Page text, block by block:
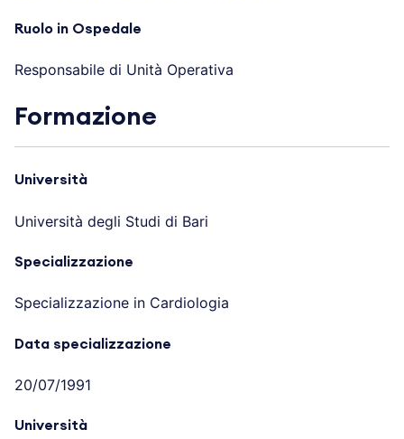
Ruolo in Ospedale
Responsabile di Unità Operativa
Formazione
Università
Università degli Studi di Bari
Specializzazione
Specializzazione in Cardiologia
Data specializzazione
20/07/1991
Università